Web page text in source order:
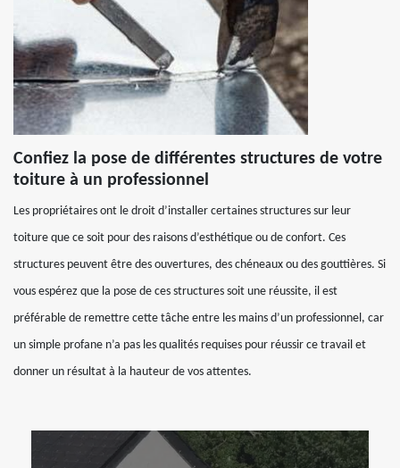
Confiez la pose de différentes structures de votre
toiture à un professionnel
Les propriétaires ont le droit d’installer certaines structures sur leur
toiture que ce soit pour des raisons d’esthétique ou de confort. Ces
structures peuvent être des ouvertures, des chéneaux ou des gouttières. Si
vous espérez que la pose de ces structures soit une réussite, il est
préférable de remettre cette tâche entre les mains d’un professionnel, car
un simple profane n’a pas les qualités requises pour réussir ce travail et
donner un résultat à la hauteur de vos attentes.